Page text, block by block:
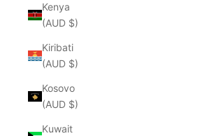
Kenya
(AUD $)
Kiribati
(AUD $)
Kosovo
(AUD $)
Kuwait